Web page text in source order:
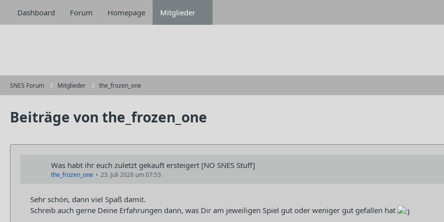
Dashboard Forum Homepage Mitglieder
SNES Forum Mitglieder the_frozen_one
Beiträge von the_frozen_one
Was habt ihr euch zuletzt gekauft ersteigert [NO SNES Stuff]
the_frozen_one 23. Juli 2026 um 07:53
Sehr schön, dann viel Spaß damit.
Schreib auch gerne Deine Erfahrungen dann, was Dir am jeweiligen Spiel gut oder weniger gut gefallen hat